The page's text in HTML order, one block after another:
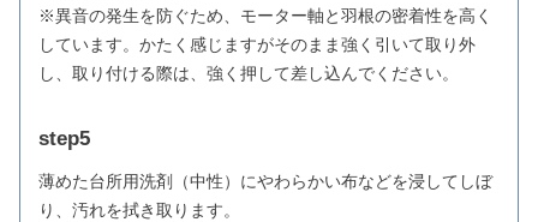
※異音の発生を防ぐため、モーター軸と羽根の密着性を高く
しています。かたく感じますがそのまま強く引いて取り外
し、取り付ける際は、強く押して差し込んでください。
step5
薄めた台所用洗剤（中性）にやわらかい布などを浸してしぼ
り、汚れを拭き取ります。